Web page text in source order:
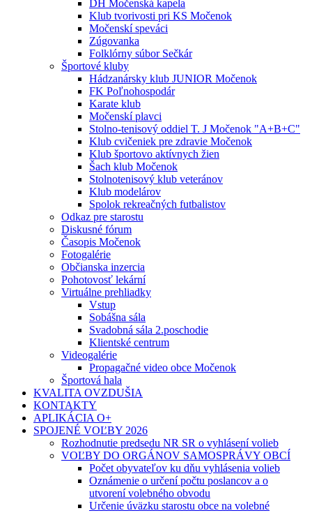
DH Močenská kapela
Klub tvorivosti pri KS Močenok
Močenskí speváci
Zúgovanka
Folklórny súbor Sečkár
Športové kluby
Hádzanársky klub JUNIOR Močenok
FK Poľnohospodár
Karate klub
Močenskí plavci
Stolno-tenisový oddiel T. J Močenok "A+B+C"
Klub cvičeniek pre zdravie Močenok
Klub športovo aktívnych žien
Šach klub Močenok
Stolnotenisový klub veteránov
Klub modelárov
Spolok rekreačných futbalistov
Odkaz pre starostu
Diskusné fórum
Časopis Močenok
Fotogalérie
Občianska inzercia
Pohotovosť lekární
Virtuálne prehliadky
Vstup
Sobášna sála
Svadobná sála 2.poschodie
Klientské centrum
Videogalérie
Propagačné video obce Močenok
Športová hala
KVALITA OVZDUŠIA
KONTAKTY
APLIKÁCIA O+
SPOJENÉ VOĽBY 2026
Rozhodnutie predsedu NR SR o vyhlásení volieb
VOĽBY DO ORGÁNOV SAMOSPRÁVY OBCÍ
Počet obyvateľov ku dňu vyhlásenia volieb
Oznámenie o určení počtu poslancov a o
utvorení volebného obvodu
Určenie úväzku starostu obce na volebné